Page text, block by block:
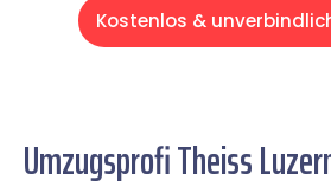
Kostenlos &
Umzugsprofi Theiss